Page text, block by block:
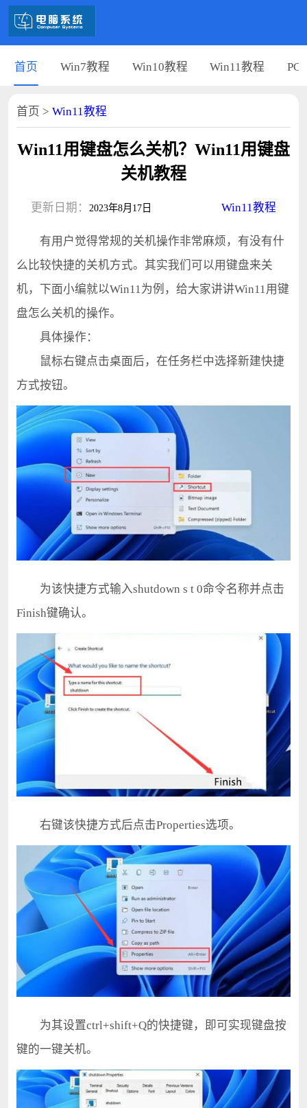
首页 Win7教程 Win10教程 Win11教程 PC
首页 > Win11教程
Win11用键盘怎么关机？Win11用键盘
关机教程
更新日期： 2023年8月17日 Win11教程
有用户觉得常规的关机操作非常麻烦，有没有什
么比较快捷的关机方式。其实我们可以用键盘来关
机，下面小编就以Win11为例，给大家讲讲Win11用键
盘怎么关机的操作。
具体操作：
鼠标右键点击桌面后，在任务栏中选择新建快捷
方式按钮。
为该快捷方式输入shutdown s t 0命令名称并点击
Finish键确认。
右键该快捷方式后点击Properties选项。
为其设置ctrl+shift+Q的快捷键，即可实现键盘按
键的一键关机。